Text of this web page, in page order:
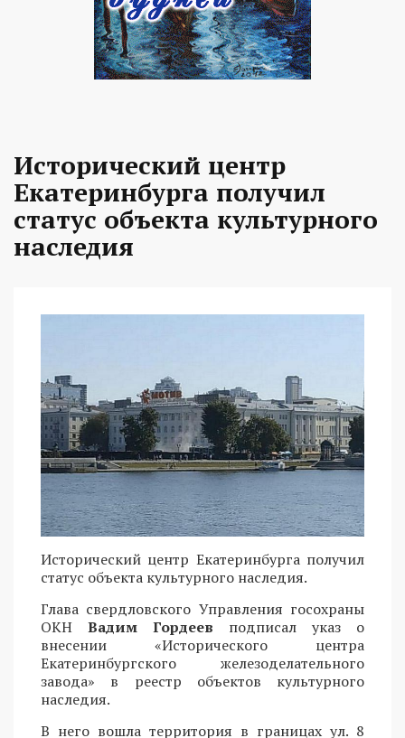
Исторический центр
Екатеринбурга получил
статус объекта культурного
наследия
Исторический центр Екатеринбурга получил
статус объекта культурного наследия.
Глава свердловского Управления госохраны
ОКН Вадим Гордеев подписал указ о
внесении «Исторического центра
Екатеринбургского железоделательного
завода» в реестр объектов культурного
наследия.
В него вошла территория в границах ул. 8